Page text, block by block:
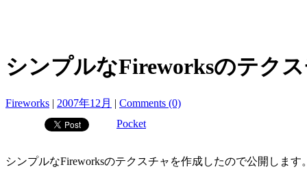
シンプルなFireworksのテク
Fireworks | 2007年12月 | Comments (0)
Pocket
シンプルなFireworksのテクスチャを作成したので公開します。